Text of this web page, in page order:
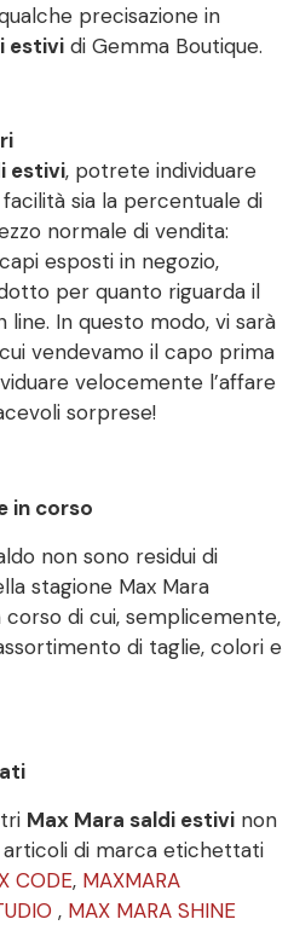
precisazione in
estivi di Gemma Boutique.
estivi, potrete individuare
sia la percentuale di
normale di vendita:
esposti in negozio,
per quanto riguarda il
line. In questo modo, vi sarà
vendevamo il capo prima
velocemente l’affare
sorprese!
in corso
non sono residui di
stagione Max Mara
di cui, semplicemente,
di taglie, colori e
Max Mara saldi estivi non
di marca etichettati
CODE, MAXMARA
, MAX MARA SHINE